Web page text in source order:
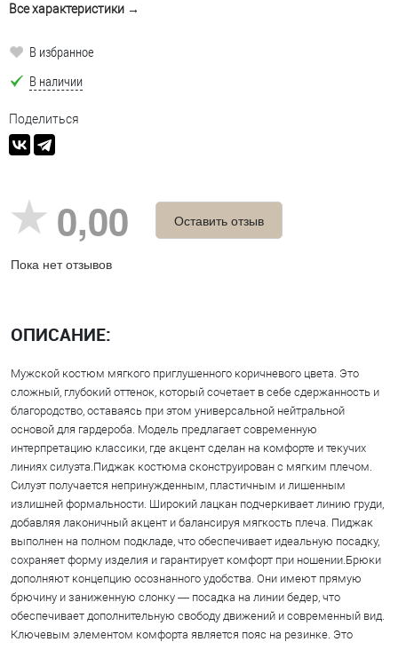
Все характеристики →
В избранное
В наличии
Поделиться
0,00
Пока нет отзывов
Оставить отзыв
ОПИСАНИЕ:
Мужской костюм мягкого приглушенного коричневого цвета. Это
сложный, глубокий оттенок, который сочетает в себе сдержанность и
благородство, оставаясь при этом универсальной нейтральной
основой для гардероба. Модель предлагает современную
интерпретацию классики, где акцент сделан на комфорте и текучих
линиях силуэта.Пиджак костюма сконструирован с мягким плечом.
Силуэт получается непринужденным, пластичным и лишенным
излишней формальности. Широкий лацкан подчеркивает линию груди,
добавляя лаконичный акцент и балансируя мягкость плеча. Пиджак
выполнен на полном подкладе, что обеспечивает идеальную посадку,
сохраняет форму изделия и гарантирует комфорт при ношении.Брюки
дополняют концепцию осознанного удобства. Они имеют прямую
брючину и заниженную слонку — посадка на линии бедер, что
обеспечивает дополнительную свободу движений и современный вид.
Ключевым элементом комфорта является пояс на резинке. Это